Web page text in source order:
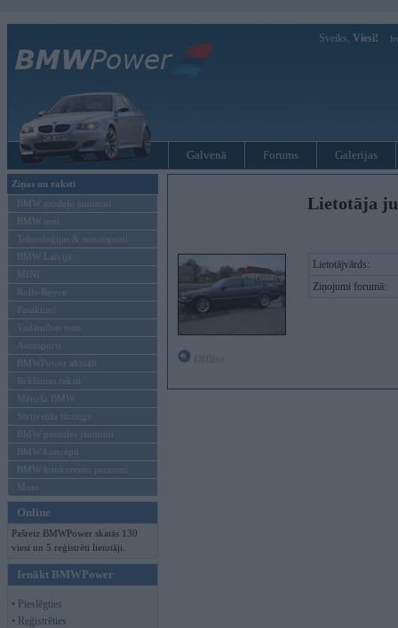
Sveiks, Viesi!
Galvenā Forums Galerijas
Ziņas un raksti
BMW modeļu jaunumi
BMW testi
Tehnoloģijas & sasniegumi
BMW Latvijā
MINI
Rolls-Royce
Pasākumi
Vadāmības tests
Autosports
BMWPower aktuāli
Reklāmas raksti
Mēneša BMW
Sērijveida tūnings
BMW pasaules jaunumi
BMW koncepti
BMW konkurentu jaunumi
Moto
Online
Pašreiz BMWPower skatās 130
viesi un 5 reģistrēti lietotāji.
Ienākt BMWPower
• Pieslēgties
• Reģistrēties
Lietotāja
Lietotājvārds:
Ziņojumi forumā: